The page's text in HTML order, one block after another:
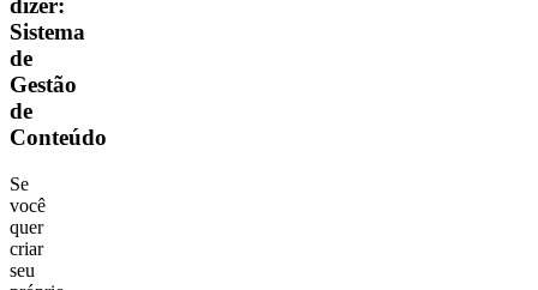
dizer:
Sistema
de
Gestão
de
Conteúdo
Se
você
quer
criar
seu